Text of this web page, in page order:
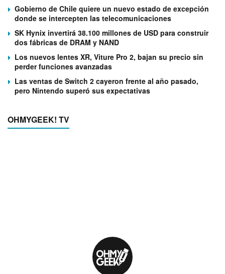
Gobierno de Chile quiere un nuevo estado de excepción
donde se intercepten las telecomunicaciones
SK Hynix invertirá 38.100 millones de USD para construir
dos fábricas de DRAM y NAND
Los nuevos lentes XR, Viture Pro 2, bajan su precio sin
perder funciones avanzadas
Las ventas de Switch 2 cayeron frente al año pasado,
pero Nintendo superó sus expectativas
OHMYGEEK! TV